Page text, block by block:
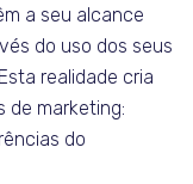
a seu alcance
do uso dos seus
realidade cria
de marketing:
do